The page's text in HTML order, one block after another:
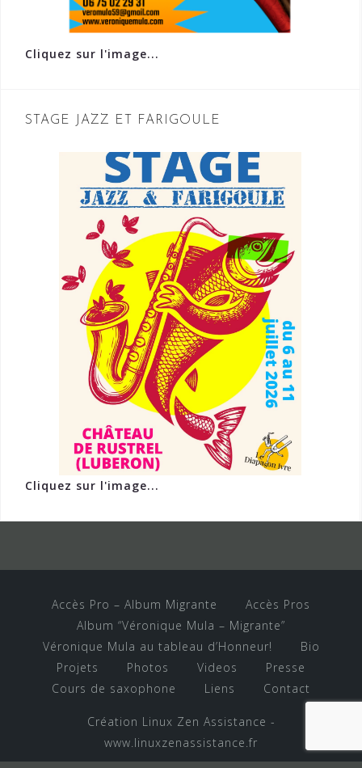
Cliquez sur l'image...
STAGE JAZZ ET FARIGOULE
Cliquez sur l'image...
Accès Pro – Album Migrante
Accès Pros
Album “Véronique Mula – Migrante”
Véronique Mula au tableau d’Honneur!
Bio
Projets
Photos Videos
Presse
Cours de saxophone
Liens Contact
Création Linux Zen Assistance -
www.linuxzenassistance.fr